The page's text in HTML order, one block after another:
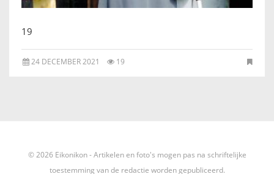
LINKS
19
24 DECEMBER 2021 19
© 2026 Eikonikon - Artikelen en foto's mogen pas na schriftelijke
toestemming van de redactie worden gepubliceerd.